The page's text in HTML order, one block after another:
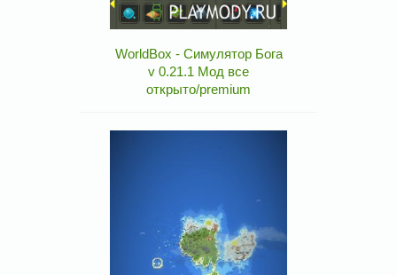
WorldBox - Симулятор Бога
v 0.21.1 Мод все
открыто/premium